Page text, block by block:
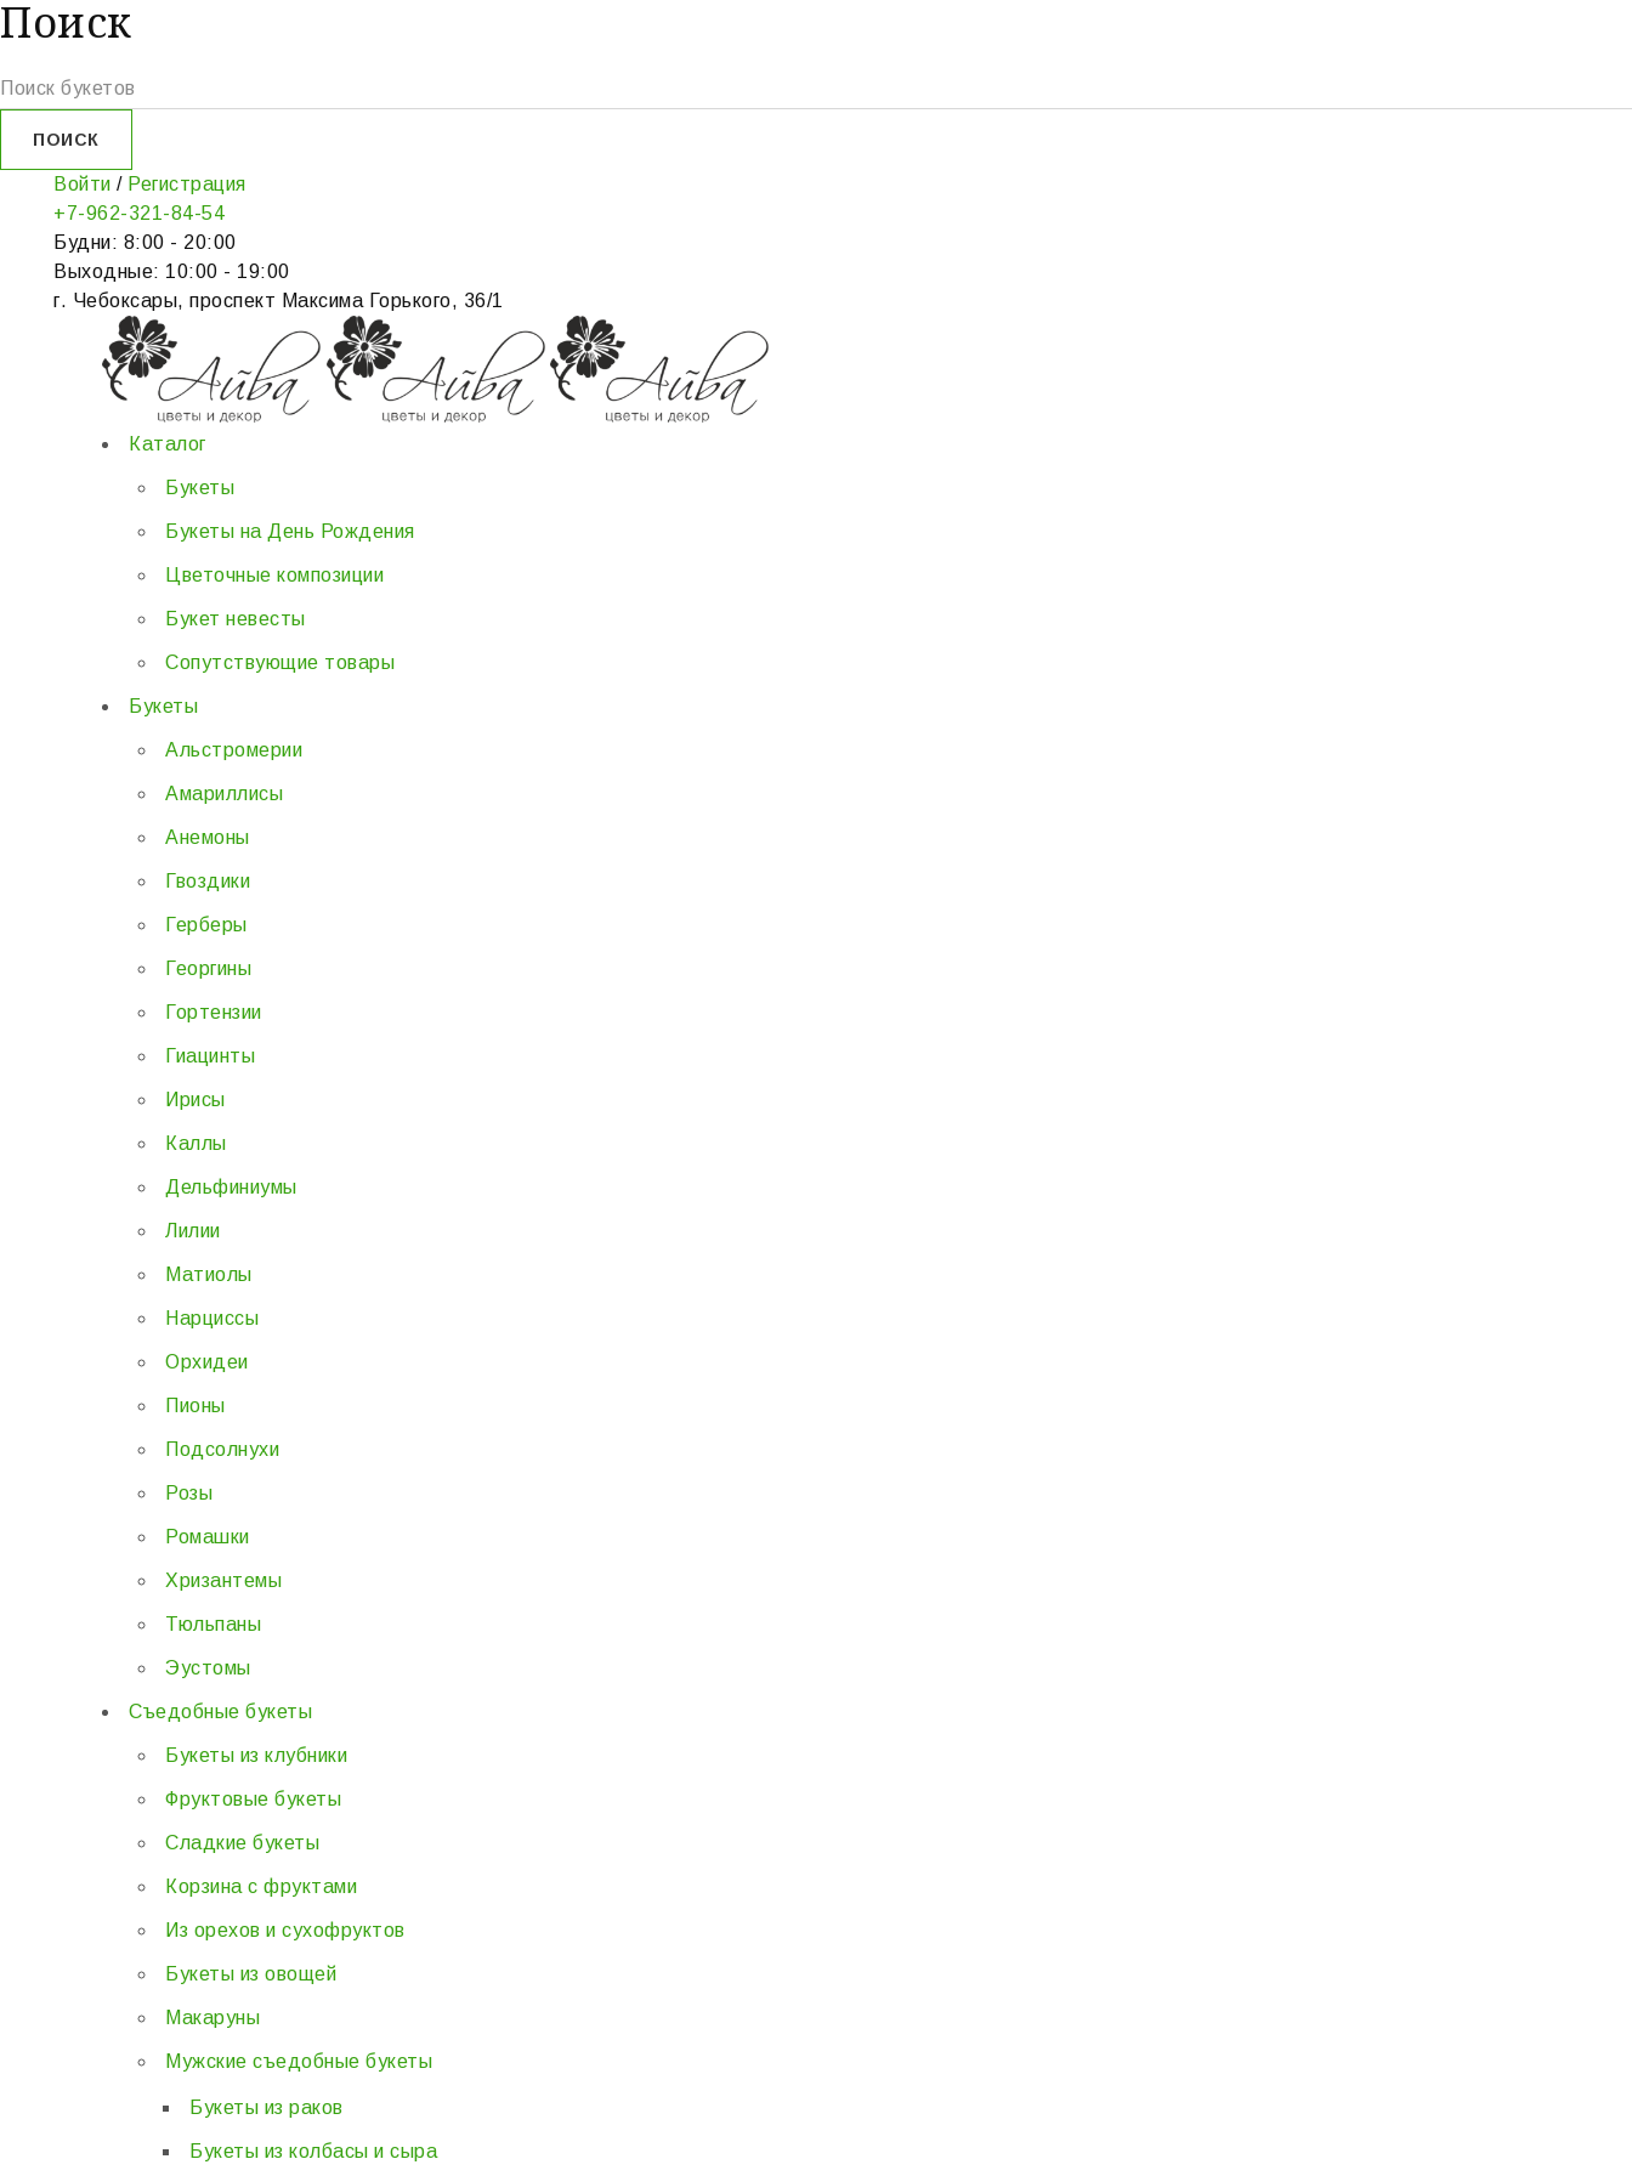
Поиск
Войти / Регистрация
+7-962-321-84-54
Будни: 8:00 - 20:00
Выходные: 10:00 - 19:00
г. Чебоксары, проспект Максима Горького, 36/1
Каталог
Букеты
Букеты на День Рождения
Цветочные композиции
Букет невесты
Сопутствующие товары
Букеты
Альстромерии
Амариллисы
Анемоны
Гвоздики
Герберы
Георгины
Гортензии
Гиацинты
Ирисы
Каллы
Дельфиниумы
Лилии
Матиолы
Нарциссы
Орхидеи
Пионы
Подсолнухи
Розы
Ромашки
Хризантемы
Тюльпаны
Эустомы
Съедобные букеты
Букеты из клубники
Фруктовые букеты
Сладкие букеты
Корзина с фруктами
Из орехов и сухофруктов
Букеты из овощей
Макаруны
Мужские съедобные букеты
Букеты из раков
Букеты из колбасы и сыра